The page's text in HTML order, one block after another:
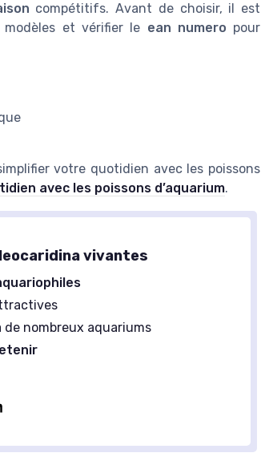
compétitifs. Avant de choisir, il est
modèles et vérifier le ean numero pour
votre quotidien avec les poissons
avec les poissons d’aquarium.
vivantes
de nombreux aquariums